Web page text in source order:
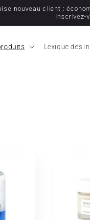
nouveau client :
Inscrivez-
Lexique des